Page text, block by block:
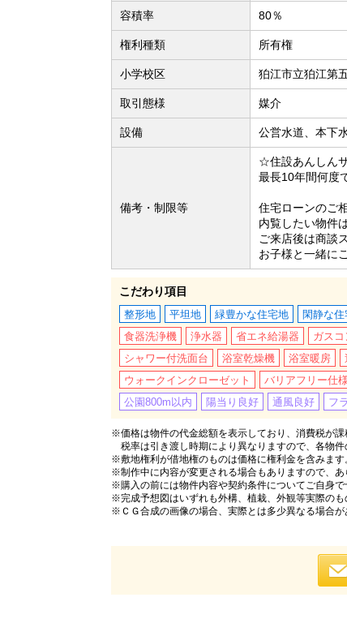
容積率 80％
権利種類 所有権
小学校区 狛江市立狛江第
取引態様 媒介
設備 公営水道、本下
備考・制限等
☆住設あんしん
最長10年間何度
住宅ローンのご
内覧したい物件
ご来店後は商談
お子様と一緒に
こだわり項目
整形地 平坦地 緑豊かな住宅地 閑静な住
食器洗浄機
浄水器 省エネ給湯器 ガスコ
シャワー付洗面台
浴室乾燥機 浴室暖房
ウォークインクローゼット
バリアフリー仕様
公園800m以内
陽当り良好 通風良好 フ
※価格は物件の代金総額を表示しており、消費税が
税率は引き渡し時期により異なりますので、各物
※敷地権利が借地権のものは価格に権利金を含みます
※制作中に内容が変更される場合もありますので、あ
※購入の前には物件内容や契約条件についてご自身
※完成予想図はいずれも外構、植栽、外観等実際のも
※ＣＧ合成の画像の場合、実際とは多少異なる場合が